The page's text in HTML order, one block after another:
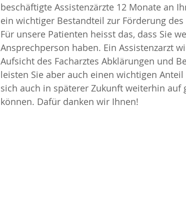
beschäftigte Assistenzärzte 12 Monate an
ein wichtiger Bestandteil zur Förderung
Für unsere Patienten heisst das, dass Sie
Ansprechperson haben. Ein Assistenzarzt
Aufsicht des Facharztes Abklärungen und
leisten Sie aber auch einen wichtigen
sich auch in späterer Zukunft weiterhin auf
können. Dafür danken wir Ihnen!